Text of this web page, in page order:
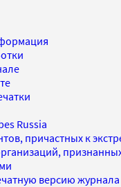
Russia
причастных к
версию журнала